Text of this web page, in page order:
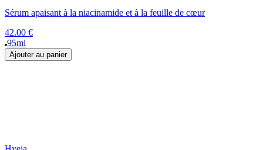
Sérum apaisant à la niacinamide et à la feuille de cœur
42.00 €
95ml
Ajouter au panier